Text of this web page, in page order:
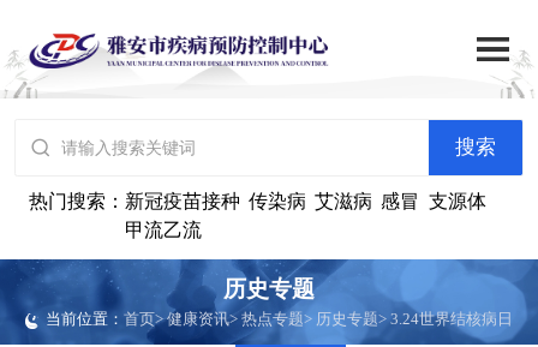
 搜索
热门搜索： 新冠疫苗接种 传染病 艾滋病 感冒 支源体
甲流乙流
历史专题
当前位置：首页>健康资讯>热点专题> 历史专题>3.24世界结核病日

中心概况 
党群建设 
工作动态 